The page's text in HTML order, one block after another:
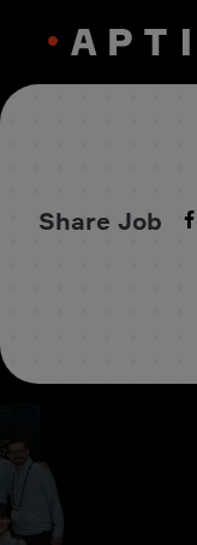
Share Job